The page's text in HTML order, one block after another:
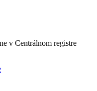
v Centrálnom registre